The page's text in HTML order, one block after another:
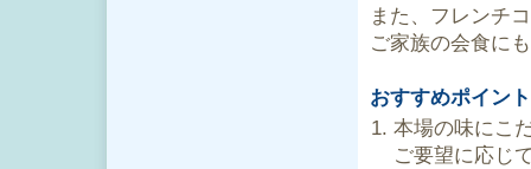
また、フレンチ
ご家族の会食に
おすすめポイント
本場の味にこ
ご要望に応じ